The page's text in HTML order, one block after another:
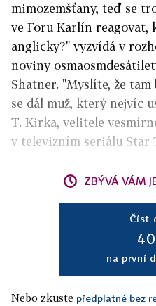
mimozemšťany, teď se
ve Foru Karlín reagovat,
anglicky?" vyzvídá v
noviny
Shatner. "Myslíte, že
se dál muž, který nejvíc
T. Kirka, velitele
v televizním seriálu Star
ZBÝVÁ VÁM
Číst
na první
Nebo zkuste předplatné bez